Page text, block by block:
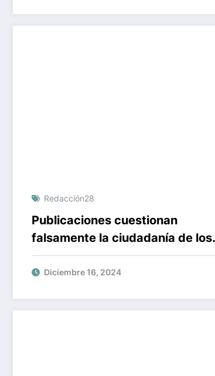
Redacción28
Publicaciones cuestionan
falsamente la ciudadanía de los
hijos de Trump bajo su plan de
derecho de nacimiento
Diciembre 16, 2024